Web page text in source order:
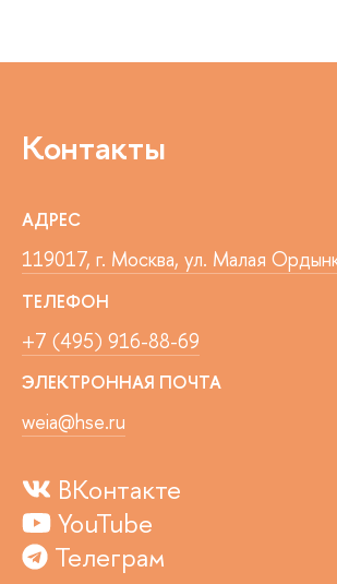
Контакты
АДРЕС
119017, г. Москва, ул. Малая
ТЕЛЕФОН
+7 (495) 916-88-69
ЭЛЕКТРОННАЯ ПОЧТА
weia@hse.ru
ВКонтакте
YouTube
Телеграм